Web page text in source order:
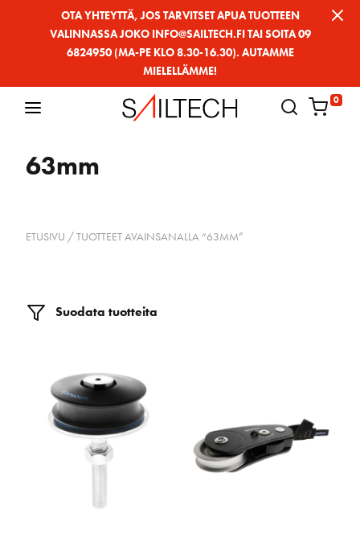
OTA YHTEYTTÄ, JOS TARVITSET APUA TUOTTEEN
VALINNASSA JOKO INFO@SAILTECH.FI TAI SOITA 09
6824950 (MA-PE KLO 8.30-16.30). AUTAMME
MIELELLÄMME!
0
63mm
ETUSIVU / TUOTTEET AVAINSANALLA “63MM”
Suodata tuotteita